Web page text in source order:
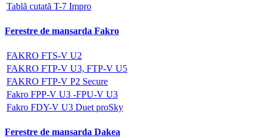
Tablă cutată T-7 Impro
Ferestre de mansarda Fakro
FAKRO FTS-V U2
FAKRO FTP-V U3, FTP-V U5
FAKRO FTP-V P2 Secure
Fakro FPP-V U3 -FPU-V U3
Fakro FDY-V U3 Duet proSky
Ferestre de mansarda Dakea